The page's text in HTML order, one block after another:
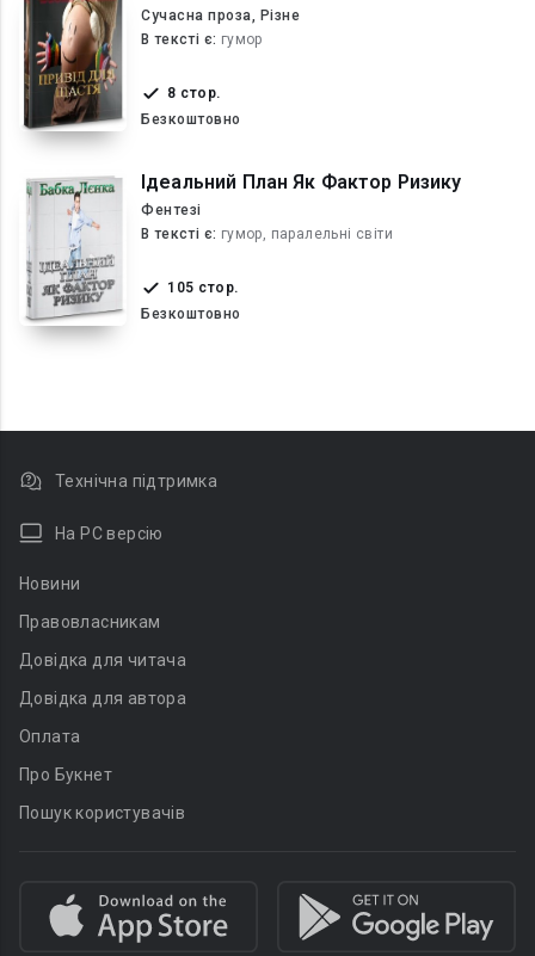
Сучасна проза, Різне
В текcті є: гумор
8 стор.
Безкоштовно
Ідеальний План Як Фактор Ризику
Фентезі
В текcті є: гумор, паралельні світи
105 стор.
Безкоштовно
Технічна підтримка
На PC версію
Новини
Правовласникам
Довідка для читача
Довідка для автора
Оплата
Про Букнет
Пошук користувачів